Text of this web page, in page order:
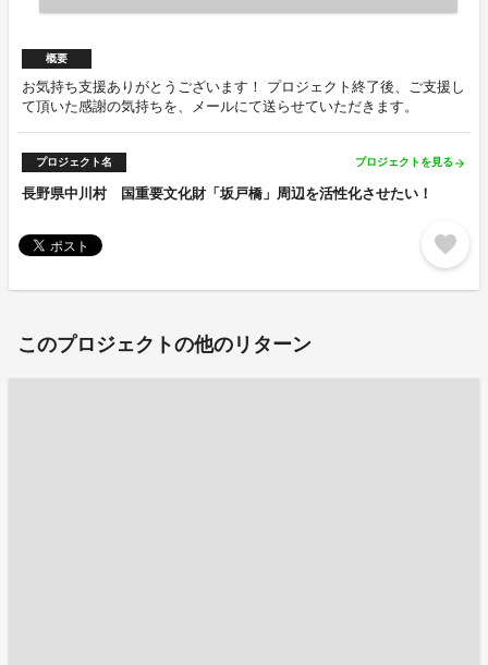
概要
お気持ち支援ありがとうございます！ プロジェクト終了後、ご支援し
て頂いた感謝の気持ちを、メールにて送らせていただきます。
プロジェクト名 プロジェクトを見る arrow_forward
長野県中川村 国重要文化財「坂戸橋」周辺を活性化させたい！
favorite
このプロジェクトの他のリターン